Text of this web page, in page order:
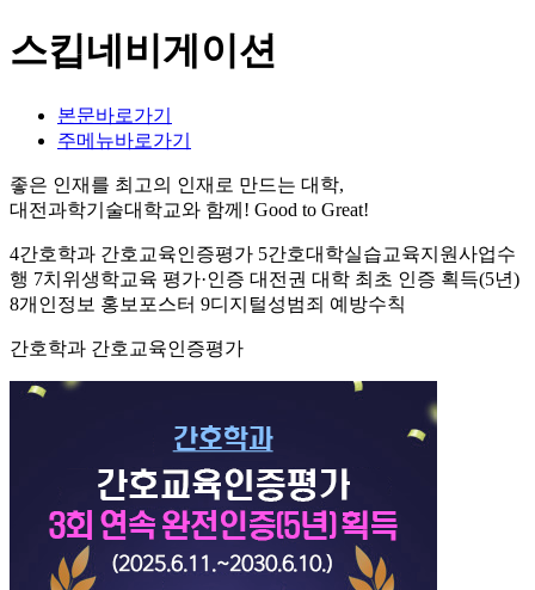
스킵네비게이션
본문바로가기
주메뉴바로가기
좋은 인재를 최고의 인재로 만드는 대학,
대전과학기술대학교와 함께! Good to Great!
4간호학과 간호교육인증평가 5간호대학실습교육지원사업수
행 7치위생학교육 평가·인증 대전권 대학 최초 인증 획득(5년)
8개인정보 홍보포스터 9디지털성범죄 예방수칙
간호학과 간호교육인증평가